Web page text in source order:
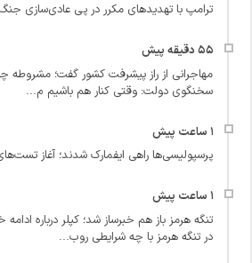
ترامپ با تهدیدهای مکرر در پی عادی‌سازی
مهاجرانی از راز پیشرفت کشور گفت؛ مشروطه
سخنگوی دولت: وقتی کنار هم باشیم م...
پرسپولیسی‌ها راهی ایفمارک شدند؛ آغاز
تنگه هرمز باز هم خبرساز شد؛ کپلر درباره
در تنگه هرمز با چه شرایطی روب...